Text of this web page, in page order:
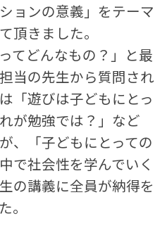
ョンの意義」をテーマ
頂きました。
てどんなもの？」と最
当の先生から質問され
「遊びは子どもにとっ
が勉強では？」など
、「子どもにとっての
で社会性を学んでいく
の講義に全員が納得を
。